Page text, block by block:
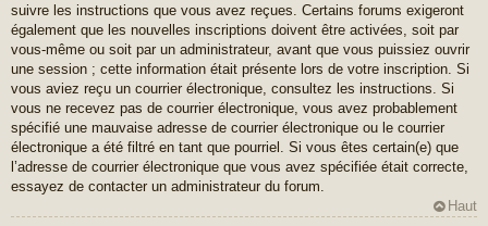
suivre les instructions que vous avez reçues. Certains forums exigeront
également que les nouvelles inscriptions doivent être activées, soit par
vous-même ou soit par un administrateur, avant que vous puissiez ouvrir
une session ; cette information était présente lors de votre inscription. Si
vous aviez reçu un courrier électronique, consultez les instructions. Si
vous ne recevez pas de courrier électronique, vous avez probablement
spécifié une mauvaise adresse de courrier électronique ou le courrier
électronique a été filtré en tant que pourriel. Si vous êtes certain(e) que
l’adresse de courrier électronique que vous avez spécifiée était correcte,
essayez de contacter un administrateur du forum.
Haut